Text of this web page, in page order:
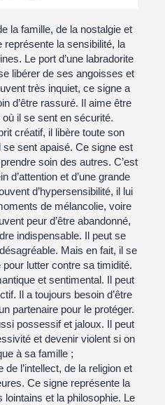
la famille, de la nostalgie et
représente la sensibilité, la
Le port d’une labradorite
libérer de ses angoisses et
très inquiet, ce signe a
d’être rassuré. Il aime être
il se sent en sécurité.
créatif, il libère toute son
se sent apaisé. Ce signe est
soin des autres. C’est
d’attention et d’une grande
d’hypersensibilité, il lui
de mélancolie, voire
peur d’être abandonné,
indispensable. Il peut se
Mais en fait, il se
lutter contre sa timidité.
et sentimental. Il peut
Il a toujours besoin d’être
partenaire pour le protéger.
possessif et jaloux. Il peut
et devenir violent si on
à sa famille ;
de l’intellect, de la religion et
Ce signe représente la
lointains et la philosophie. Le